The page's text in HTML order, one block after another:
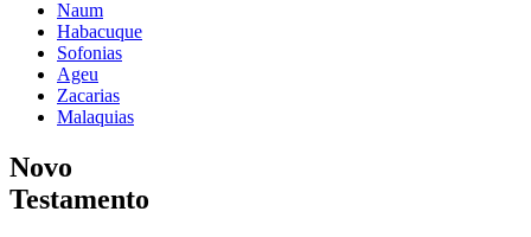
Naum
Habacuque
Sofonias
Ageu
Zacarias
Malaquias
Novo
Testamento